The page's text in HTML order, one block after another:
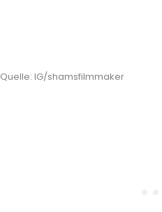
Quelle: IG/shamsfilmmaker